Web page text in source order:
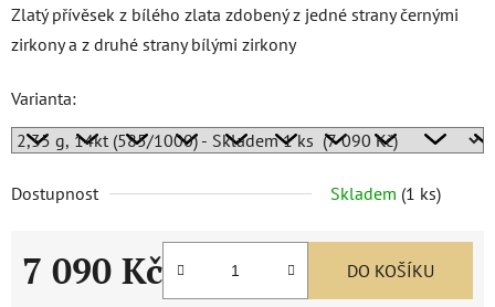
Zlatý přívěsek z bílého zlata zdobený z jedné strany černými
zirkony a z druhé strany bílými zirkony
Varianta:
Dostupnost Skladem (1 ks)
7 090 Kč DO KOŠÍKU